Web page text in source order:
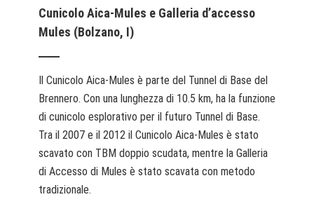
Cunicolo Aica-Mules e Galleria d’accesso
Mules (Bolzano, I)
Il Cunicolo Aica-Mules è parte del Tunnel di Base del
Brennero. Con una lunghezza di 10.5 km, ha la funzione
di cunicolo esplorativo per il futuro Tunnel di Base.
Tra il 2007 e il 2012 il Cunicolo Aica-Mules è stato
scavato con TBM doppio scudata, mentre la Galleria
di Accesso di Mules è stato scavata con metodo
tradizionale.